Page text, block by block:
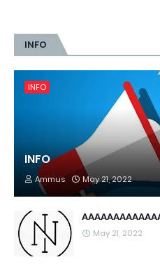
INFO
INFO
INFO
Ammus May 21, 2022
May 21, 2022